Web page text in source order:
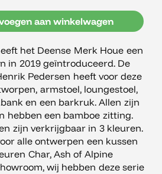
aan winkelwagen
het Deense Merk Houe een
in 2019 geïntroduceerd. De
Pedersen heeft voor deze
armstoel, loungestoel,
en een barkruk. Allen zijn
hebben een bamboe zitting.
zijn verkrijgbaar in 3 kleuren.
alle ontwerpen een kussen
Char, Ash of Alpine
wij hebben deze serie